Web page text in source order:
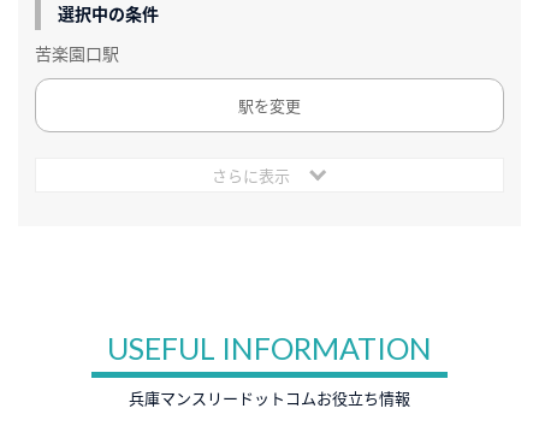
選択中の条件
苦楽園口駅
駅を変更
さらに表示
USEFUL INFORMATION
兵庫マンスリードットコムお役立ち情報